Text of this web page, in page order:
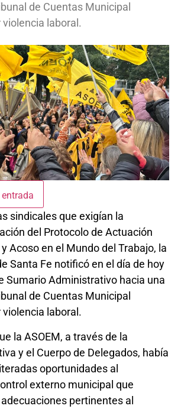
de Cuentas Municipal
laboral.
sindicales que exigían la
del Protocolo de Actuación
Acoso en el Mundo del Trabajo, la
Santa Fe notificó en el día de hoy
Sumario Administrativo hacia una
de Cuentas Municipal
laboral.
la ASOEM, a través de la
y el Cuerpo de Delegados, había
oportunidades al
externo municipal que
pertinentes al